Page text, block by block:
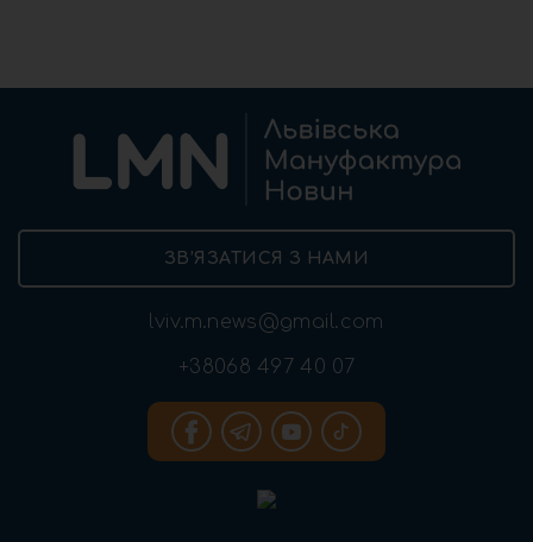
ЗВ’ЯЗАТИСЯ З НАМИ
lviv.m.news@gmail.com
+38068 497 40 07